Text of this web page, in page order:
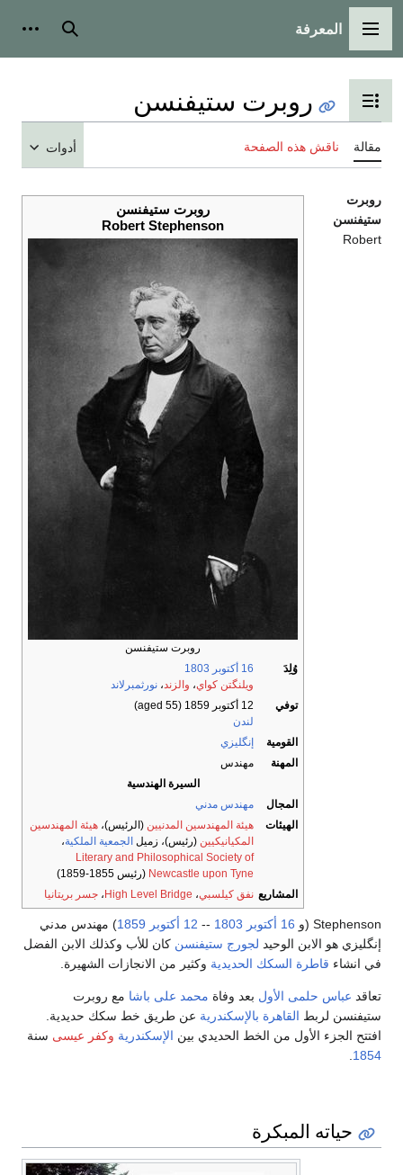
القائمة الرئيسية
المعرفة بحث
تبديل عرض جدول المحتويات
روبرت ستيفنسن
مقالة ناقش هذه الصفحة أدوات
روبرت ستيفنسن
Robert Stephenson
روبرت ستيفنسن
وُلِدَ
16 أكتوبر
1803
ويلنگتن كواي، والزند، نورثمبرلاند
توفي
12 أكتوبر 1859
(aged 55)
لندن
القومية
إنگليزي
المهنة
مهندس
السيرة الهندسية
المجال
مهندس مدني
الهيئات
هيئة المهندسين المدنيين (الرئيس)، هيئة المهندسين
المكيانيكيين (رئيس)، زميل الجمعية الملكية،
Literary and Philosophical Society of
Newcastle upon Tyne (رئيس 1855-1859)
المشاريع نفق كيلسبي، High Level Bridge ، جسر بريتانيا
روبرت
ستيفنسن
Robert
Stephenson (و 16 أكتوبر 1803
-- 12 أكتوبر 1859) مهندس مدني
إنگليزي هو الابن الوحيد لجورج ستيفنسن كان للأب وكذلك الابن الفضل
في انشاء قاطرة السكك الحديدية وكثير من الانجازات الشهيرة.
تعاقد عباس حلمى الأول بعد وفاة محمد على باشا مع روبرت
ستيفنسن لربط القاهرة بالإسكندرية عن طريق خط سكك حديدية.
افتتح الجزء الأول من الخط الحديدي بين الإسكندرية وكفر عيسى سنة
1854
.
حياته المبكرة